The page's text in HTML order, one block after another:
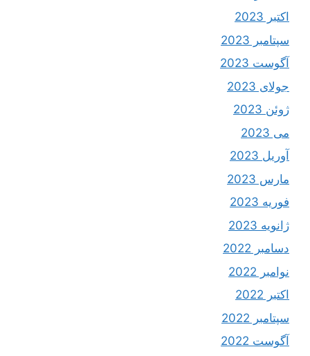
اکتبر 2023
سپتامبر 2023
آگوست 2023
جولای 2023
ژوئن 2023
می 2023
آوریل 2023
مارس 2023
فوریه 2023
ژانویه 2023
دسامبر 2022
نوامبر 2022
اکتبر 2022
سپتامبر 2022
آگوست 2022